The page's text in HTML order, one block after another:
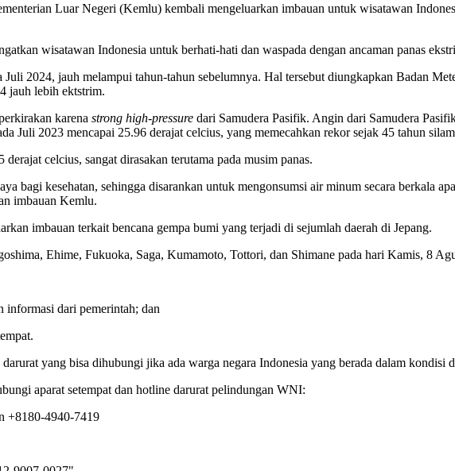
Luar Negeri (Kemlu) kembali mengeluarkan imbauan untuk wisatawan
wisatawan Indonesia untuk berhati-hati dan waspada dengan ancaman panas
Juli 2024, jauh melampui tahun-tahun sebelumnya. Hal tersebut diungkapkan Badan
jauh lebih ektstrim.
karena strong high-pressure dari Samudera Pasifik. Angin dari Samudera
Juli 2023 mencapai 25.96 derajat celcius, yang memecahkan rekor sejak 45 tahun
celcius, sangat dirasakan terutama pada musim panas.
bagi kesehatan, sehingga disarankan untuk mengonsumsi air minum secara berkala
imbauan Kemlu.
imbauan terkait bencana gempa bumi yang terjadi di sejumlah daerah di Jepang.
Ehime, Fukuoka, Saga, Kumamoto, Tottori, dan Shimane pada hari Kamis, 8
informasi dari pemerintah; dan
yang bisa dihubungi jika ada warga negara Indonesia yang berada dalam kondisi
aparat setempat dan hotline darurat pelindungan WNI:
+8180-4940-7419